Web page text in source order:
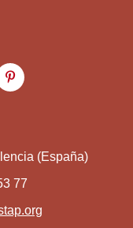
(España)
77